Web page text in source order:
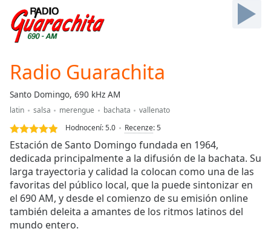
Backward
Skip
Forward
Current
Time0:00
Loaded:
0.00%
Stream
TypeLIVE
Seek to
live,
currently
behind
live
LIVE
Remaining
Time-
Radio Guarachita
Santo Domingo, 690 kHz AM
latin salsa merengue bachata
vallenato
Hodnocení:5.0 Recenze:5
Estación de Santo Domingo fundada en 1964,
dedicada principalmente a la difusión de la bachata. Su
larga trayectoria y calidad la colocan como una de las
favoritas del público local, que la puede sintonizar en
el 690 AM, y desde el comienzo de su emisión online
también deleita a amantes de los ritmos latinos del
mundo entero.